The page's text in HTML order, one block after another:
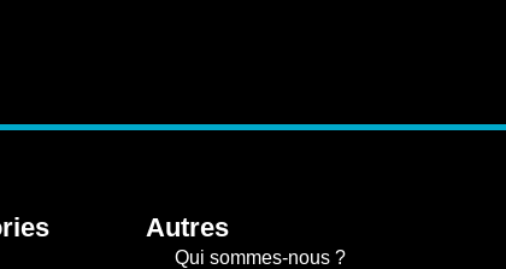
Autres
Qui sommes-nous ?